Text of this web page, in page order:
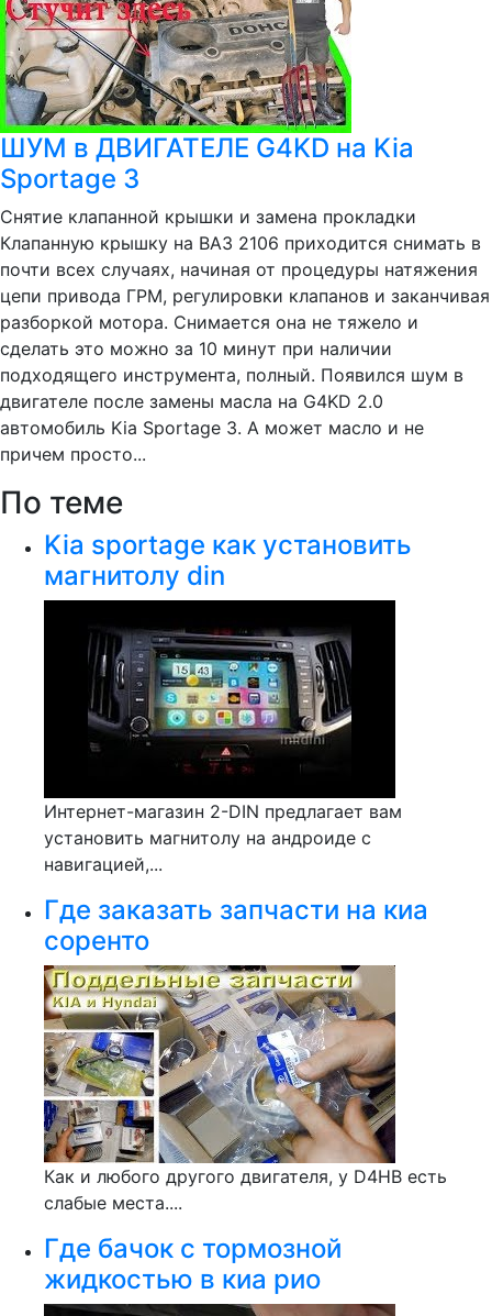
ШУМ в ДВИГАТЕЛЕ G4KD на Kia
Sportage 3
Снятие клапанной крышки и замена прокладки
Клапанную крышку на ВАЗ 2106 приходится снимать в
почти всех случаях, начиная от процедуры натяжения
цепи привода ГРМ, регулировки клапанов и заканчивая
разборкой мотора. Снимается она не тяжело и
сделать это можно за 10 минут при наличии
подходящего инструмента, полный. Появился шум в
двигателе после замены масла на G4KD 2.0
автомобиль Kia Sportage 3. А может масло и не
причем просто...
По теме
Kia sportage как установить
магнитолу din
Интернет-магазин 2-DIN предлагает вам
установить магнитолу на андроиде с
навигацией,...
Где заказать запчасти на киа
соренто
Как и любого другого двигателя, у D4HB есть
слабые места....
Где бачок с тормозной
жидкостью в киа рио